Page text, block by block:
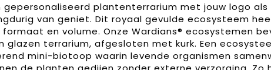
gepersonaliseerd plantenterrarium met jouw logo
van geniet. Dit royaal gevulde ecosysteem
en volume. Onze Wardians® ecosystemen
glazen terrarium, afgesloten met kurk. Een
mini-biotoop waarin levende organismen